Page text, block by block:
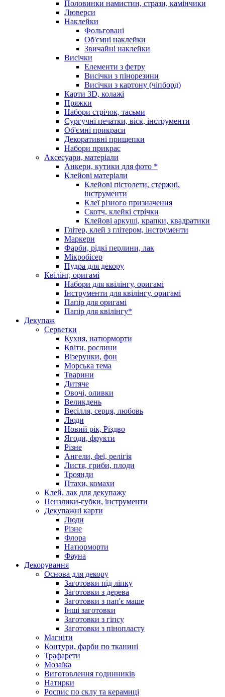
Половинки намистин, стрази, камінчики
Люверси
Наклейки
Фольговані
Об'ємні наклейки
Звичайні наклейки
Висічки
Елементи з фетру
Висічки з пінорезини
Висічки з картону (чіпборд)
Карти 3D, колажі
Пряжки
Набори стрічок, тасьми
Сургучні печатки, віск, інструменти
Об'ємні прикраси
Декоративні прищепки
Набори прикрас
Аксесуари, матеріали
Анкери, кутики для фото *
Клейові матеріали
Клейові пістолети, стержні,
інструменти
Клеї різного призначення
Скотч, клейкі стрічки
Клейові аркуші, крапки, квадратики
Глітер, клей з глітером, інструменти
Маркери
Фарби, рідкі перлини, лак
Мікробісер
Пудра для декору
Квілінг, оригамі
Набори для квілінгу, оригамі
Інструменти для квілінгу, оригамі
Папір для оригамі
Папір для квілінгу*
Декупаж
Серветки
Кухня, натюрморти
Квіти, рослини
Візерунки, фон
Морська тема
Тварини
Дитяче
Овочі, оливки
Великдень
Весілля, серця, любовь
Люди
Новий рік, Різдво
Ягоди, фрукти
Різне
Ангели, феї, релігія
Листя, гриби, плоди
Троянди
Птахи, комахи
Клей, лак для декупажу
Пензлики-губки, інструменти
Декупажні карти
Люди
Різне
Флора
Натюрморти
Фауна
Декорування
Основа для декору
Заготовки під ліпку
Заготовки з дерева
Заготовки з пап'є маше
Інші заготовки
Заготовки з гіпсу
Заготовки з пінопласту
Магніти
Контури, фарби по тканині
Трафарети
Мозаїка
Виготовлення годинників
Натирки
Роспис по склу та керамиці